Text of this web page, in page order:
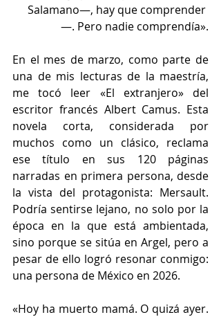
Salamano—, hay que comprender
—. Pero nadie comprendía».
En el mes de marzo, como parte de
una de mis lecturas de la maestría,
me tocó leer «El extranjero» del
escritor francés Albert Camus. Esta
novela corta, considerada por
muchos como un clásico, reclama
ese título en sus 120 páginas
narradas en primera persona, desde
la vista del protagonista: Mersault.
Podría sentirse lejano, no solo por la
época en la que está ambientada,
sino porque se sitúa en Argel, pero a
pesar de ello logró resonar conmigo:
una persona de México en 2026.
«Hoy ha muerto mamá. O quizá ayer.